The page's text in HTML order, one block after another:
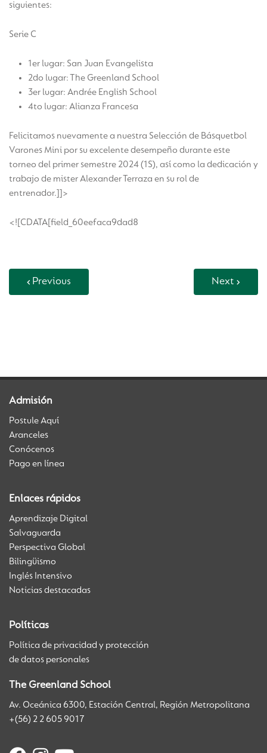
siguientes:
Serie C
1er lugar: San Juan Evangelista
2do lugar: The Greenland School
3er lugar: Andrée English School
4to lugar: Alianza Francesa
Felicitamos nuevamente a nuestra Selección de Básquetbol
Varones Mini por su excelente desempeño durante este
torneo del primer semestre 2024 (1S), así como la dedicación y
trabajo de mister Alexander Terraza en su rol de
entrenador.]]>
<![CDATA[field_60eefaca9dad8
Previous Next
Admisión
Postule Aquí
Aranceles
Conócenos
Pago en línea
Enlaces rápidos
Aprendizaje Digital
Salvaguarda
Perspectiva Global
Bilingüismo
Inglés Intensivo
Noticias destacadas
Políticas
Política de privacidad y protección
de datos personales
The Greenland School
Av. Oceánica 6300, Estación Central, Región Metropolitana
+(56) 2 2 605 9017